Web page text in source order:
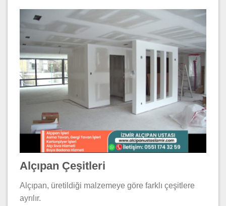
Alçıpan Çeşitleri
Alçıpan, üretildiği malzemeye göre farklı çeşitlere
ayrılır.